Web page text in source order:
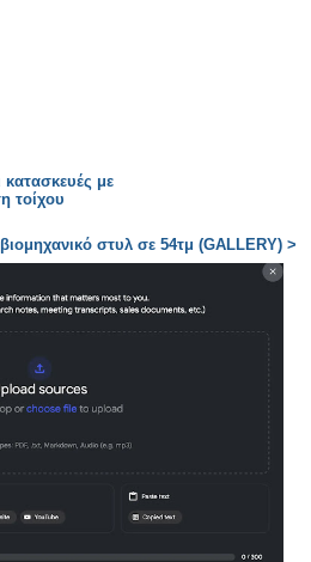
κατασκευές με
τοίχου
στυλ σε 54τμ (GALLERY) >